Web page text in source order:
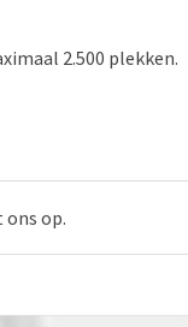
2.500 plekken.
op.